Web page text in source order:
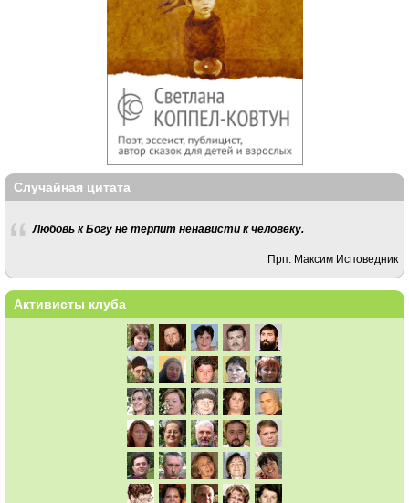
Случайная цитата
Любовь к Богу не терпит ненависти к человеку.
Прп. Максим Исповедник
Активисты клуба